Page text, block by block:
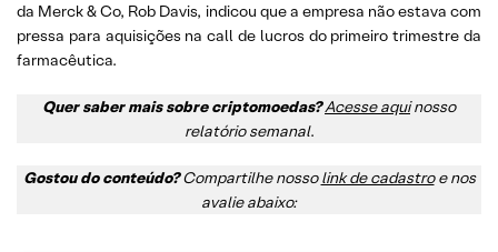
da Merck & Co, Rob Davis, indicou que a empresa não estava com
pressa para aquisições na call de lucros do primeiro trimestre da
farmacêutica.
Quer saber mais sobre criptomoedas?Acesse aquinosso
relatório semanal.
Gostou do conteúdo?Compartilhe nossolink de cadastroe nos
avalie abaixo: